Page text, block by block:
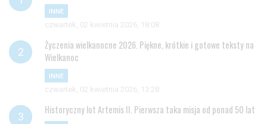
INNE
czwartek, 02 kwietnia 2026, 18:08
Życzenia wielkanocne 2026. Piękne, krótkie i gotowe teksty na
Wielkanoc
INNE
czwartek, 02 kwietnia 2026, 13:28
Historyczny lot Artemis II. Pierwsza taka misja od ponad 50 lat